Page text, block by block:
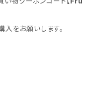
をお願いします。